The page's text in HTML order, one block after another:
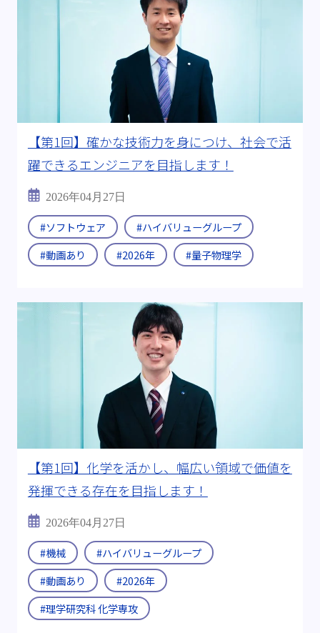
【第1回】確かな技術力を身につけ、社会で活
躍できるエンジニアを目指します！
2026年04月27日
#ソフトウェア
#ハイバリューグループ
#動画あり
#2026年 #量子物理学
【第1回】化学を活かし、幅広い領域で価値を
発揮できる存在を目指します！
2026年04月27日
#機械
#ハイバリューグループ
#動画あり
#2026年
#理学研究科 化学専攻